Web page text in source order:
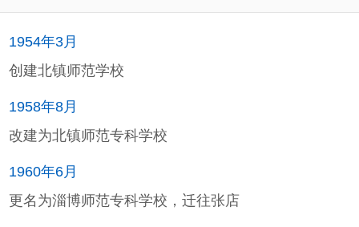
1954年3月
创建北镇师范学校
1958年8月
改建为北镇师范专科学校
1960年6月
更名为淄博师范专科学校，迁往张店